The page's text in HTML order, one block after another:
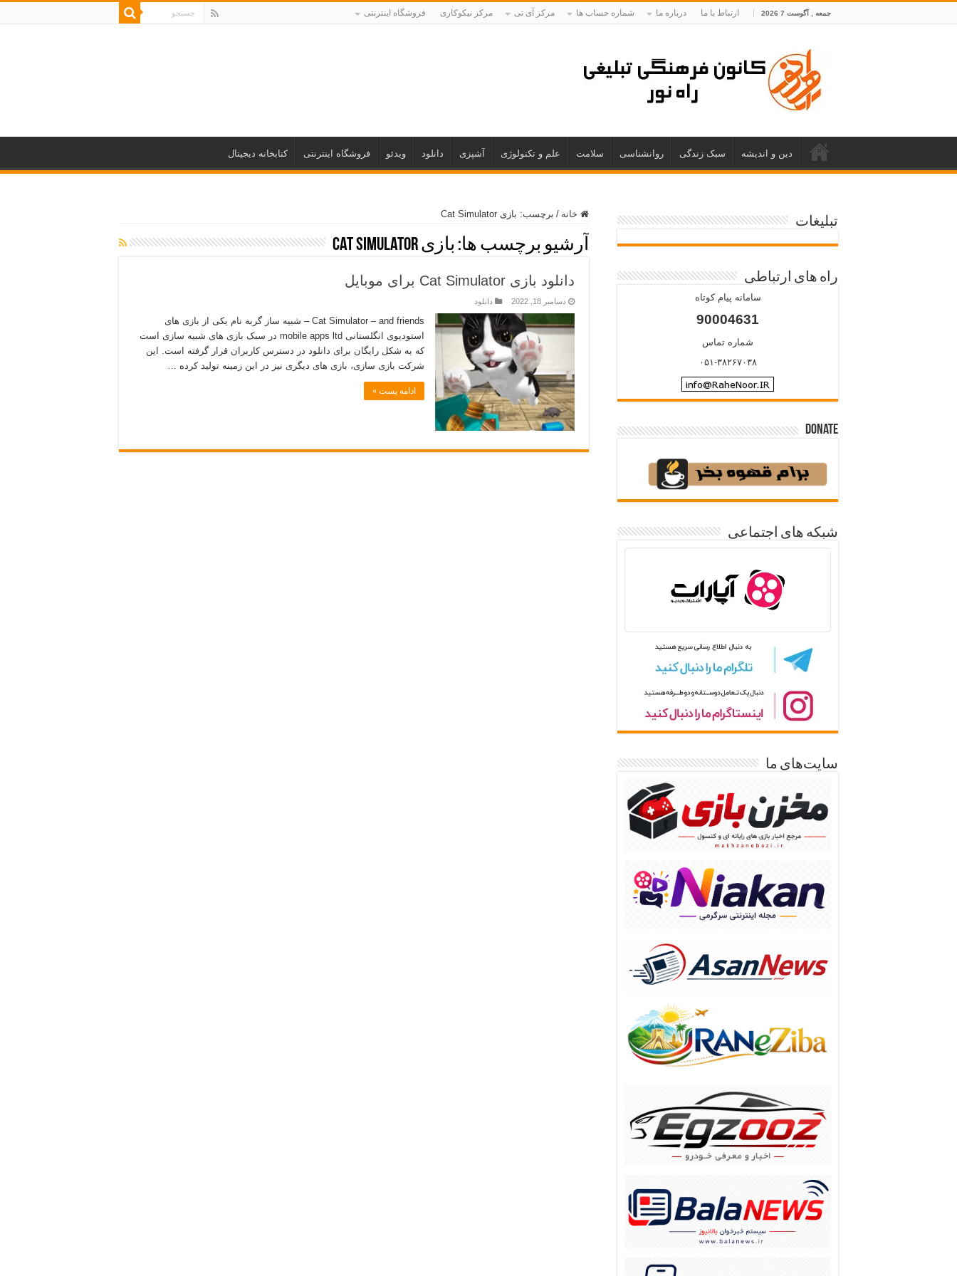
جمعه , آگوست 7 2026 ارتباط با ما درباره ما شماره حساب ها مرکز آی تی مرکز نیکوکاری فروشگاه اینترنتی
دین و اندیشه سبک زندگی روانشناسی سلامت علم و تکنولوژی آشپزی دانلود ویدئو فروشگاه اینترنتی کتابخانه دیجیتال
خانه / برچسب: بازی Cat Simulator
آرشیو برچسب ها: بازی Cat Simulator
دانلود بازی Cat Simulator برای موبایل
دسامبر 18, 2022 دانلود
Cat Simulator – and friends – شبیه ساز گربه نام یکی از بازی های
استودیوی انگلستانی mobile apps ltd در سبک بازی های شبیه سازی است
که به شکل رایگان برای دانلود در دسترس کاربران قرار گرفته است. این
شرکت بازی سازی، بازی های دیگری نیز در این زمینه تولید کرده …
ادامه پست »
تبلیغات
راه های ارتباطی
سامانه پیام کوتاه
90004631
شماره تماس
۰۵۱-۳۸۲۶۷۰۳۸
Donate
شبکه های اجتماعی
سایت‌های ما